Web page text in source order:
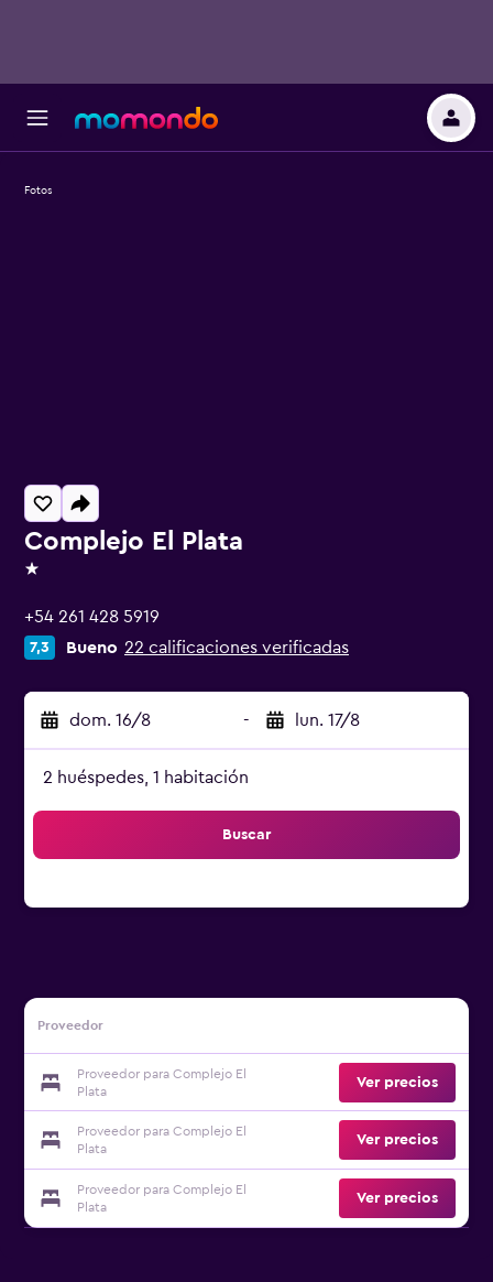
Complejo El Plata
1 estrella
+54 261 428 5919
7,3 Bueno 22 calificaciones verificadas
dom. 16/8 - lun. 17/8
2 huéspedes, 1 habitación
Buscar
Proveedor
Proveedor para Complejo El
Plata
Ver precios
Proveedor para Complejo El
Plata
Ver precios
Proveedor para Complejo El
Plata
Ver precios
Fotos